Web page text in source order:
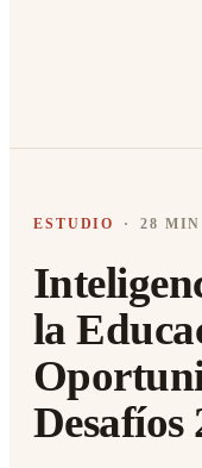
ESTUDIO · 28 MIN
la
Desafíos